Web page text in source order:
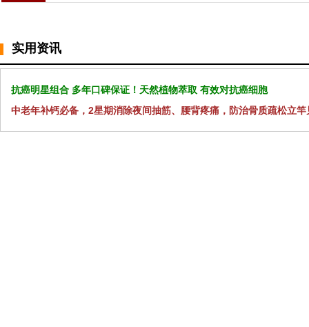
实用资讯
抗癌明星组合 多年口碑保证！天然植物萃取 有效对抗癌细胞
中老年补钙必备，2星期消除夜间抽筋、腰背疼痛，防治骨质疏松立竿